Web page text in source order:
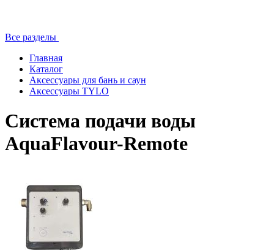
Все разделы
Главная
Каталог
Аксессуары для бань и саун
Аксессуары TYLO
Система подачи воды
AquaFlavour-Remote